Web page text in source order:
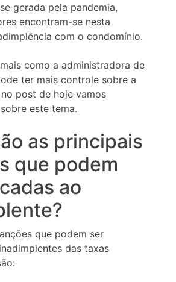
gerada pela pandemia,
encontram-se nesta
com o condomínio.
como a administradora de
ter mais controle sobre a
post de hoje vamos
este tema.
as principais
que podem
ao
que podem ser
das taxas